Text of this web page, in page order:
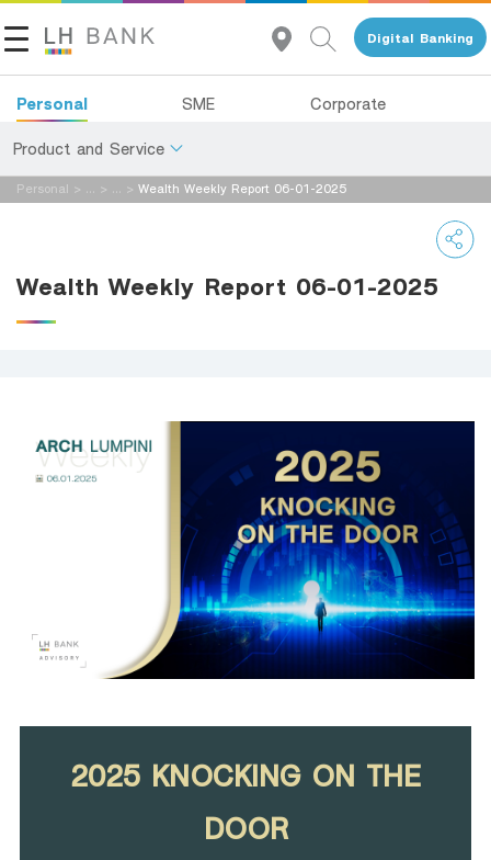
Digital Banking
Personal SME Corporate
Product and Service
About Us
Contact Us
Tel 1327
Digital Banking
Family Banking
Foreigners
Personal > > > Wealth Weekly Report 06-01-2025
Wealth Weekly Report 06-01-2025
2025 KNOCKING ON THE
DOOR